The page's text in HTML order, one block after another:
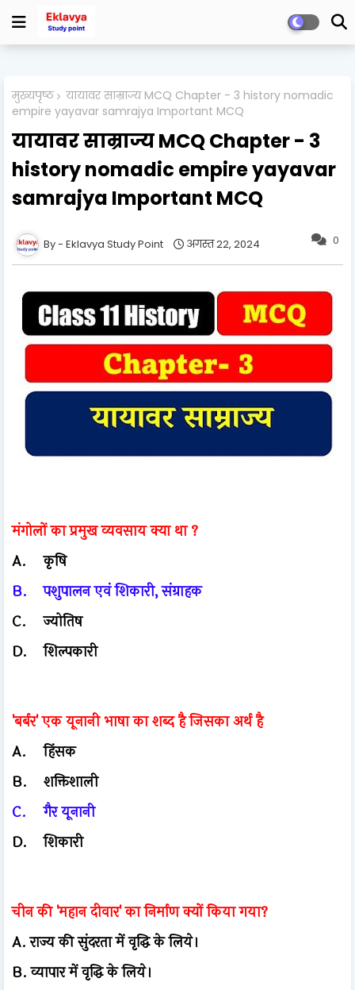
मुख्यपृष्ठ
यायावर साम्राज्य MCQ Chapter - 3 history nomadic
empire yayavar samrajya Important MCQ
यायावर साम्राज्य MCQ Chapter - 3
history nomadic empire yayavar
samrajya Important MCQ
0
Eklavya Study Point अगस्त 22, 2024
मंगोलों का प्रमुख व्यवसाय क्या था ?
A.
कृषि
B.
पशुपालन एवं शिकारी, संग्राहक
C.
ज्योतिष
D.
शिल्पकारी
'बर्बर' एक यूनानी भाषा का शब्द है जिसका अर्थ है
A.
हिंसक
B.
शक्तिशाली
C.
गैर यूनानी
D.
शिकारी
चीन की 'महान दीवार' का निर्माण क्यों किया गया?
A. राज्य की सुंदरता में वृद्धि के लिये।
B. व्यापार में वृद्धि के लिये।